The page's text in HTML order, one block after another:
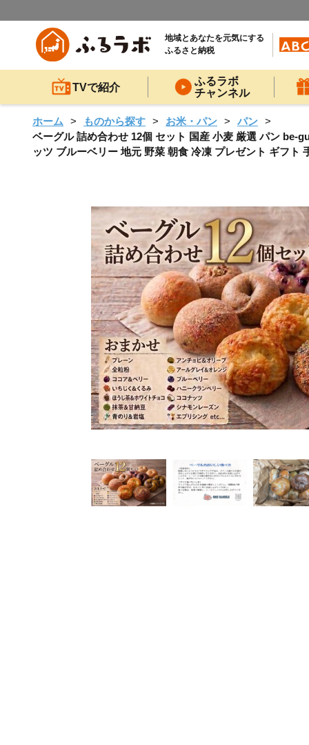
地域とあなたを元気にする
ふるさと納税
TVで紹介
ふるラボ
チャンネル
ホーム ものから探す お米・パン
パン
ベーグル 詰め合わせ 12個 セット 国産 小麦 厳選 パン be-
ッツ ブルーベリー 地元 野菜 朝食 冷凍 プレゼント ギフ